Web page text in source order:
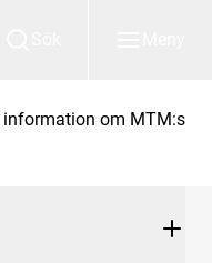
information om MTM:s